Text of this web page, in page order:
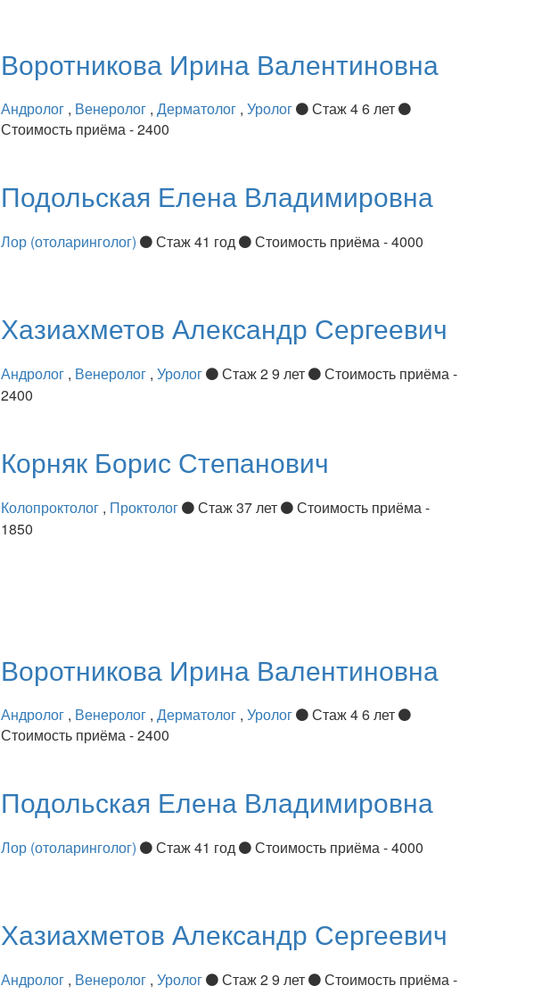
Воротникова Ирина Валентиновна
Андролог , Венеролог , Дерматолог , Уролог
Стаж 4 6 лет
Стоимость приёма - 2400
Подольская Елена Владимировна
Лор (отоларинголог) Стаж 41 год Стоимость приёма - 4000
Хазиахметов Александр Сергеевич
Андролог , Венеролог , Уролог Стаж 2 9 лет
Стоимость приёма -
2400
Корняк Борис Степанович
Колопроктолог , Проктолог Стаж 37 лет
Стоимость приёма -
1850
Воротникова Ирина Валентиновна
Андролог , Венеролог , Дерматолог , Уролог
Стаж 4 6 лет
Стоимость приёма - 2400
Подольская Елена Владимировна
Лор (отоларинголог) Стаж 41 год Стоимость приёма - 4000
Хазиахметов Александр Сергеевич
Андролог , Венеролог , Уролог Стаж 2 9 лет
Стоимость приёма -